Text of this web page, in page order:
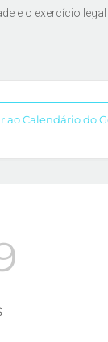
e o exercício
ao Calendário do